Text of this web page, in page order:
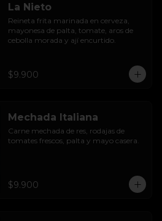
La Nieto
Reineta frita marinada en cerveza,
mayonesa de palta, tomate, aros de
cebolla morada y ají encurtido.
$9.900
Mechada Italiana
Carne mechada de res, rodajas de
tomates frescos, palta y mayo casera.
$9.900